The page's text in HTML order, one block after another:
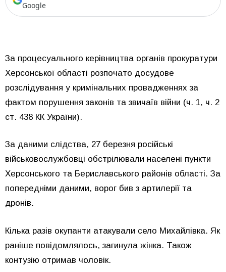
Google
За процесуального керівництва органів прокуратури
Херсонської області розпочато досудове
розслідування у кримінальних провадженнях за
фактом порушення законів та звичаїв війни (ч. 1, ч. 2
ст. 438 КК України).
За даними слідства, 27 березня російські
військовослужбовці обстрілювали населені пункти
Херсонського та Бериславського районів області. За
попередніми даними, ворог бив з артилерії та
дронів.
Кілька разів окупанти атакували село Михайлівка. Як
раніше повідомлялось, загинула жінка. Також
контузію отримав чоловік.